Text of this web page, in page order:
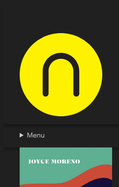
conteúdo
Menu